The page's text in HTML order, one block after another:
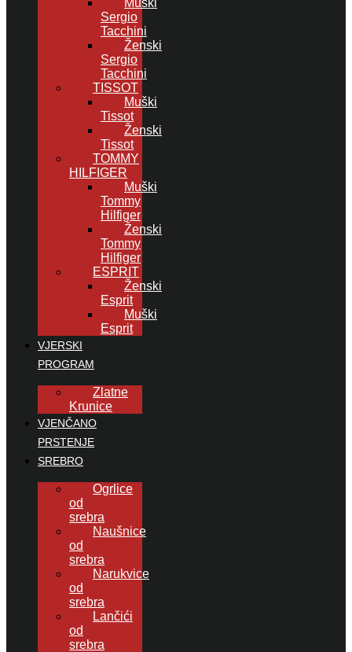
Muški
Sergio
Tacchini
Ženski
Sergio
Tacchini
TISSOT
Muški
Tissot
Ženski
Tissot
TOMMY
HILFIGER
Muški
Tommy
Hilfiger
Ženski
Tommy
Hilfiger
ESPRIT
Ženski
Esprit
Muški
Esprit
VJERSKI
PROGRAM
Zlatne
Krunice
VJENČANO
PRSTENJE
SREBRO
Ogrlice
od
srebra
Naušnice
od
srebra
Narukvice
od
srebra
Lančići
od
srebra